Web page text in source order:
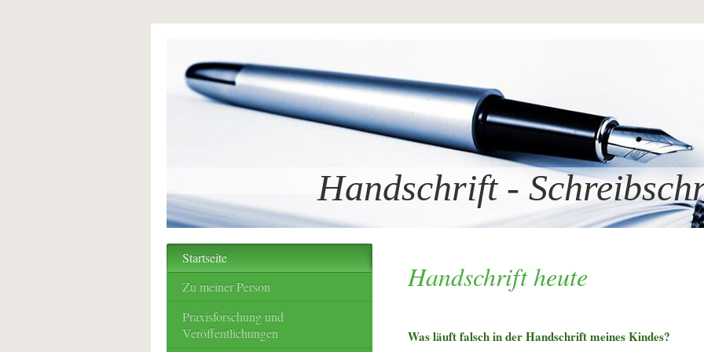
Handschrift -
Handschrift heute
Was läuft falsch in der Handschrift meines Kindes?
Startseite
Zu meiner Person
Praxisforschung und
Veröffentlichungen